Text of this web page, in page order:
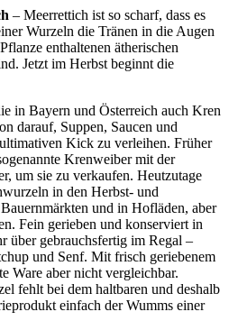
– Meerrettich ist so scharf, dass es
Wurzeln die Tränen in die Augen
enthaltenen ätherischen
Jetzt im Herbst beginnt die
in Bayern und Österreich auch Kren
darauf, Suppen, Saucen und
Kick zu verleihen. Früher
Krenweiber mit der
um sie zu verkaufen. Heutzutage
in den Herbst- und
und in Hofläden, aber
Fein gerieben und konserviert in
über gebrauchsfertig im Regal –
und Senf. Mit frisch geriebenem
Ware aber nicht vergleichbar.
fehlt bei dem haltbaren und deshalb
einfach der Wumms einer